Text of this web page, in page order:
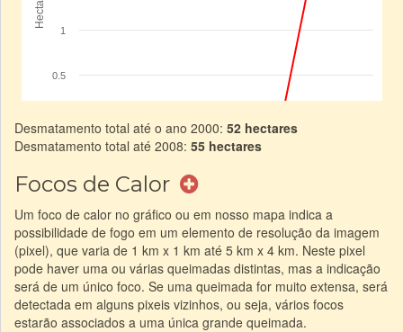
Desmatamento total até o ano 2000: 52 hectares
Desmatamento total até 2008: 55 hectares
Focos de Calor
Um foco de calor no gráfico ou em nosso mapa indica a
possibilidade de fogo em um elemento de resolução da imagem
(pixel), que varia de 1 km x 1 km até 5 km x 4 km. Neste pixel
pode haver uma ou várias queimadas distintas, mas a indicação
será de um único foco. Se uma queimada for muito extensa, será
detectada em alguns pixeis vizinhos, ou seja, vários focos
estarão associados a uma única grande queimada.